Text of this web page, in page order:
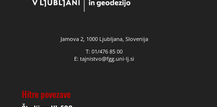
Jamova 2, 1000 Ljubljana, Slovenija
T: 01/476 85 00
E: tajnistvo@fgg.uni-lj.si
Hitre povezave